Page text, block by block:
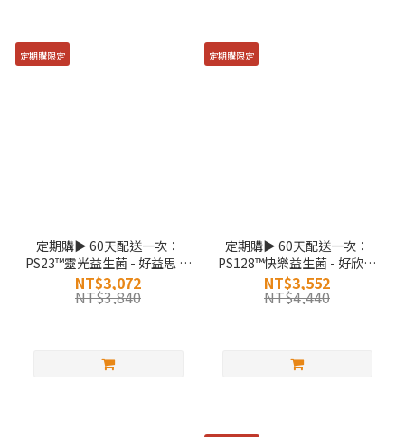
定期購限定
定期購▶ 60天配送一次：
PS23™靈光益生菌 - 好益思 三
入組
NT$3,072
NT$3,840
定期購限定
定期購▶ 60天配送一次：
PS128™快樂益生菌 - 好欣情
三入組】
NT$3,552
NT$4,440